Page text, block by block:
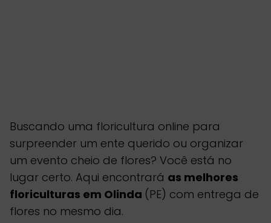
Buscando uma floricultura online para
surpreender um ente querido ou organizar
um evento cheio de flores? Você está no
lugar certo. Aqui encontrará as melhores
floriculturas em Olinda (PE) com entrega de
flores no mesmo dia.